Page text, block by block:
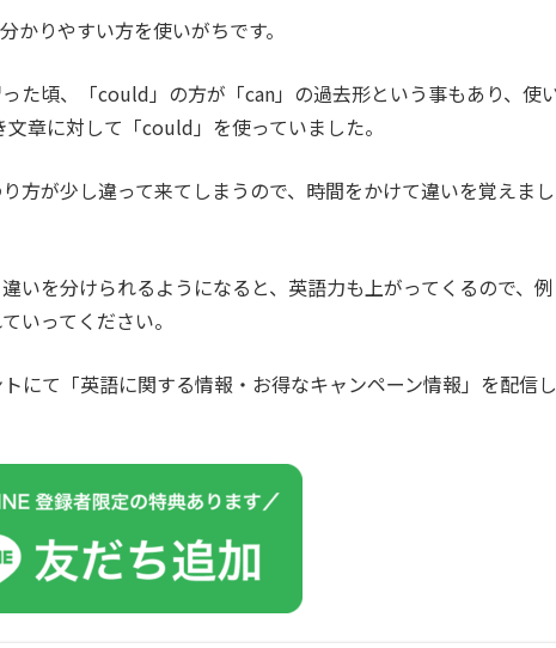
かりやすい方を使いがちです。
た頃、「could」の方が「can」の過去形という事もあり、使
章に対して「could」を使っていました。
方が少し違って来てしまうので、時間をかけて違いを覚えまし
いを分けられるようになると、英語力も上がってくるので、例
いってください。
にて「英語に関する情報・お得なキャンペーン情報」を配信し